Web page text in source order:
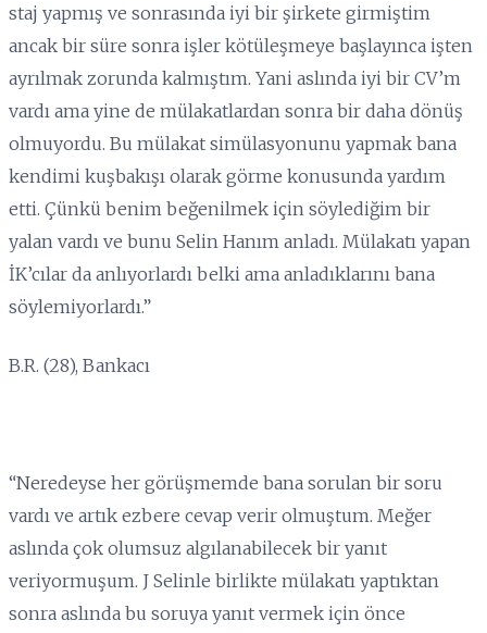
staj yapmış ve sonrasında iyi bir şirkete girmiştim
ancak bir süre sonra işler kötüleşmeye başlayınca işten
ayrılmak zorunda kalmıştım. Yani aslında iyi bir CV’m
vardı ama yine de mülakatlardan sonra bir daha dönüş
olmuyordu. Bu mülakat simülasyonunu yapmak bana
kendimi kuşbakışı olarak görme konusunda yardım
etti. Çünkü benim beğenilmek için söylediğim bir
yalan vardı ve bunu Selin Hanım anladı. Mülakatı yapan
İK’cılar da anlıyorlardı belki ama anladıklarını bana
söylemiyorlardı.”
B.R. (28), Bankacı
“Neredeyse her görüşmemde bana sorulan bir soru
vardı ve artık ezbere cevap verir olmuştum. Meğer
aslında çok olumsuz algılanabilecek bir yanıt
veriyormuşum. J Selinle birlikte mülakatı yaptıktan
sonra aslında bu soruya yanıt vermek için önce